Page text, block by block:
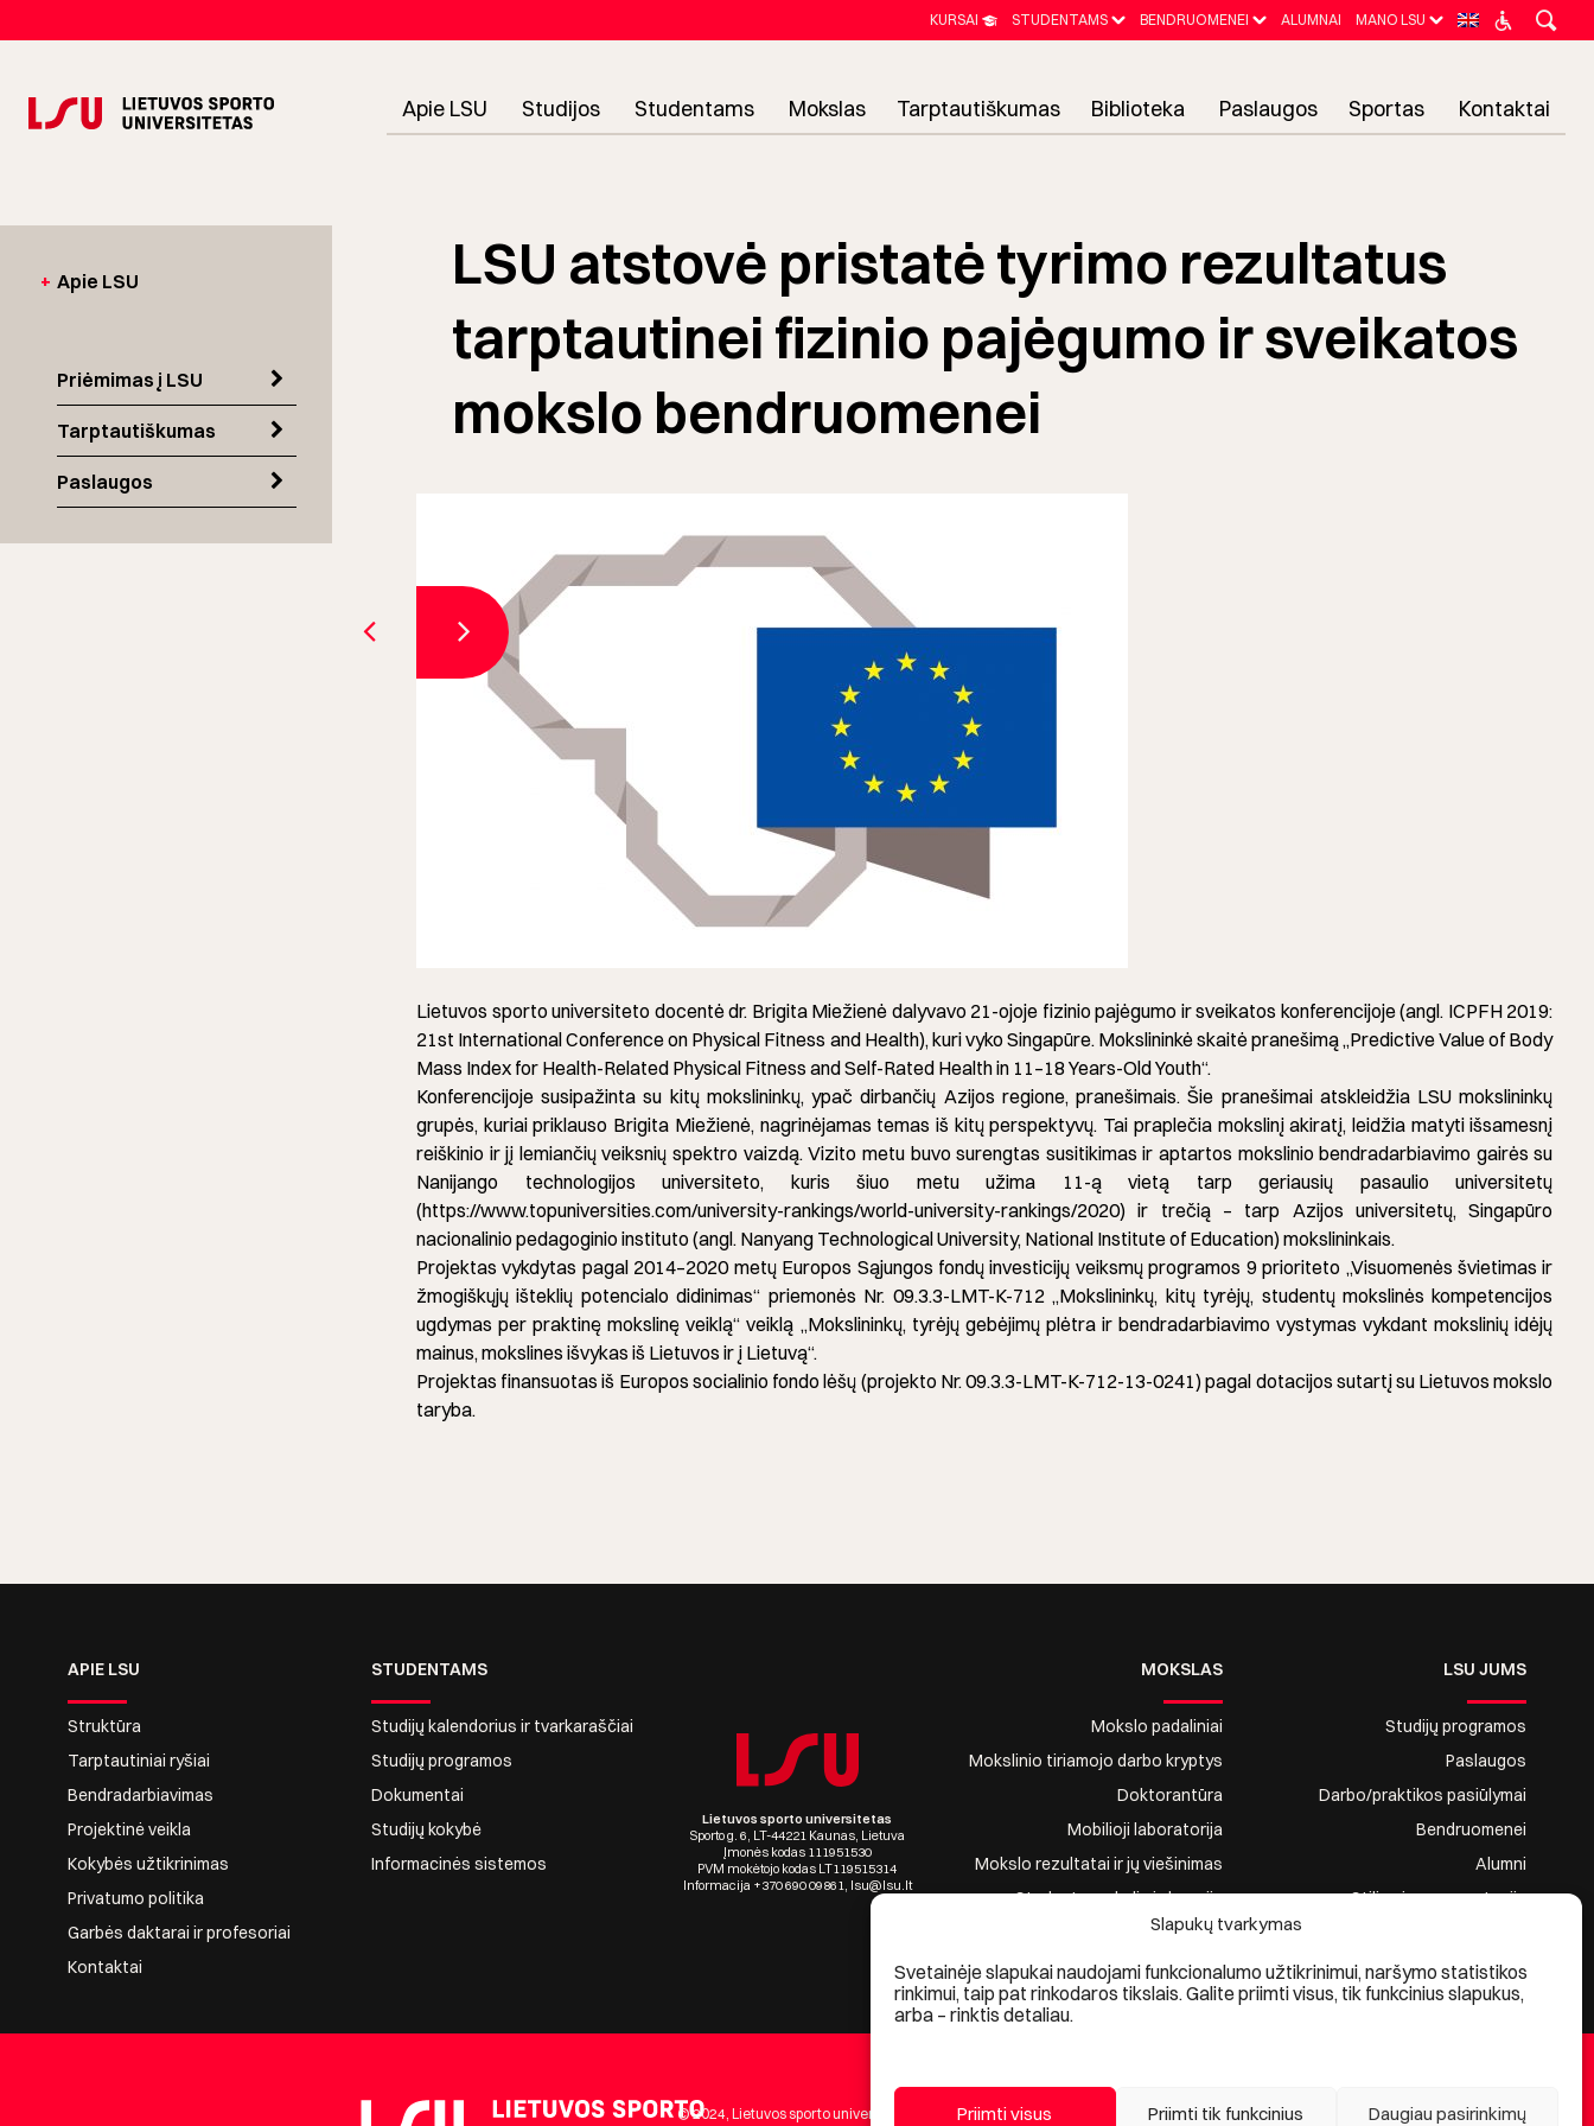
Slapukų tvarkymas
Svetainėje slapukai naudojami funkcionalumo užtikrinimui, naršymo statistikos
rinkimui, taip pat rinkodaros tikslais. Galite priimti visus, tik funkcinius slapukus,
arba – rinktis detaliau.
Priimti visus Priimti tik funkcinius Daugiau pasirinkimų
KURSAI STUDENTAMS BENDRUOMENEI ALUMNAI MANO LSU
Apie LSU Studijos Studentams Mokslas Tarptautiškumas Biblioteka Paslaugos Sportas Kontaktai
+ Apie LSU
Priėmimas į LSU
Tarptautiškumas
Paslaugos
LSU atstovė pristatė tyrimo rezultatus
tarptautinei fizinio pajėgumo ir sveikatos
mokslo bendruomenei
Lietuvos sporto universiteto docentė dr. Brigita Miežienė dalyvavo 21-ojoje fizinio pajėgumo ir sveikatos konferencijoje (angl. ICPFH 2019:
21st International Conference on Physical Fitness and Health), kuri vyko Singapūre. Mokslininkė skaitė pranešimą „Predictive Value of Body
Mass Index for Health-Related Physical Fitness and Self-Rated Health in 11–18 Years-Old Youth“.
Konferencijoje susipažinta su kitų mokslininkų, ypač dirbančių Azijos regione, pranešimais. Šie pranešimai atskleidžia LSU mokslininkų
grupės, kuriai priklauso Brigita Miežienė, nagrinėjamas temas iš kitų perspektyvų. Tai praplečia mokslinį akiratį, leidžia matyti išsamesnį
reiškinio ir jį lemiančių veiksnių spektro vaizdą. Vizito metu buvo surengtas susitikimas ir aptartos mokslinio bendradarbiavimo gairės su
Nanijango technologijos universiteto, kuris šiuo metu užima 11-ą vietą tarp geriausių pasaulio universitetų
(https://www.topuniversities.com/university-rankings/world-university-rankings/2020) ir trečią – tarp Azijos universitetų, Singapūro
nacionalinio pedagoginio instituto (angl. Nanyang Technological University, National Institute of Education) mokslininkais.
Projektas vykdytas pagal 2014–2020 metų Europos Sąjungos fondų investicijų veiksmų programos 9 prioriteto „Visuomenės švietimas ir
žmogiškųjų išteklių potencialo didinimas“ priemonės Nr. 09.3.3-LMT-K-712 „Mokslininkų, kitų tyrėjų, studentų mokslinės kompetencijos
ugdymas per praktinę mokslinę veiklą“ veiklą „Mokslininkų, tyrėjų gebėjimų plėtra ir bendradarbiavimo vystymas vykdant mokslinių idėjų
mainus, mokslines išvykas iš Lietuvos ir į Lietuvą“.
Projektas finansuotas iš Europos socialinio fondo lėšų (projekto Nr. 09.3.3-LMT-K-712-13-0241) pagal dotacijos sutartį su Lietuvos mokslo
taryba.
APIE LSU
Struktūra
Tarptautiniai ryšiai
Bendradarbiavimas
Projektinė veikla
Kokybės užtikrinimas
Privatumo politika
Garbės daktarai ir profesoriai
Kontaktai
STUDENTAMS
Studijų kalendorius ir tvarkaraščiai
Studijų programos
Dokumentai
Studijų kokybė
Informacinės sistemos
MOKSLAS
Mokslo padaliniai
Mokslinio tiriamojo darbo kryptys
Doktorantūra
Mobilioji laboratorija
Mokslo rezultatai ir jų viešinimas
Studentų mokslinė draugija
LSU JUMS
Studijų programos
Paslaugos
Darbo/praktikos pasiūlymai
Bendruomenei
Alumni
Stilius ir reprezentacija
Lietuvos sporto universitetas
Sporto g. 6, LT-44221 Kaunas, Lietuva
Įmonės kodas 111951530
PVM mokėtojo kodas LT119515314
Informacija +370 690 09861, lsu@lsu.lt
© 2024, Lietuvos sporto universitetas